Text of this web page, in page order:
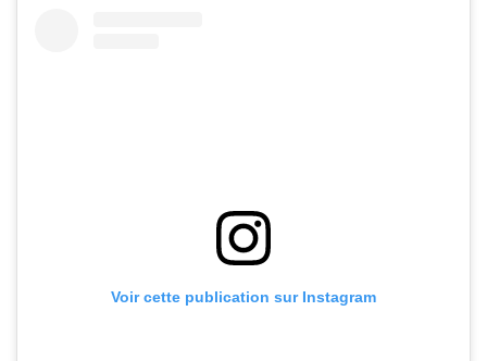
Voir cette publication sur Instagram